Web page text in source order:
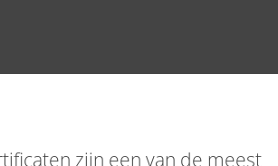
zijn een van de meest